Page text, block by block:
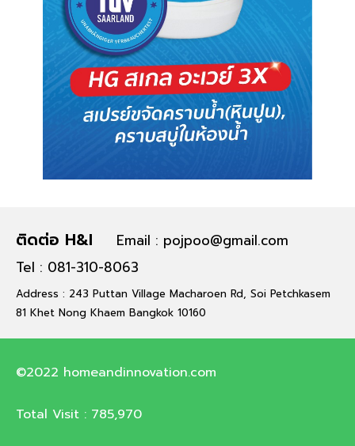
ติดต่อ H&I
Email : pojpoo@gmail.com
Tel : 081-310-8063
Address : 243 Puttan Village Macharoen Rd, Soi Petchkasem
81 Khet Nong Khaem Bangkok 10160
©2022 homeandinnovation.com
Total Visit : 785,970